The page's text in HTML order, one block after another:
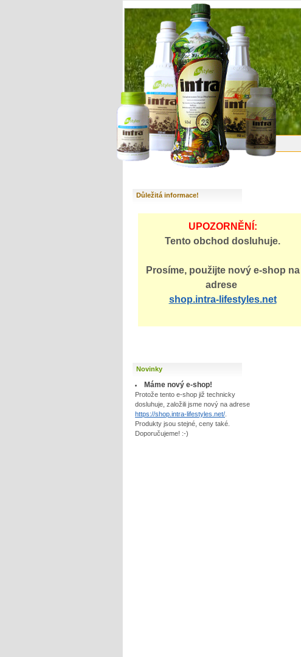
Důležitá informace!
UPOZORNĚNÍ:
Tento obchod dosluhuje.
Prosíme, použijte nový e-shop na
adrese
shop.intra-lifestyles.net
Novinky
Máme nový e-shop!
Protože tento e-shop již technicky
dosluhuje, založili jsme nový na adrese
https://shop.intra-lifestyles.net/
Produkty jsou stejné, ceny také.
Doporučujeme! :-)